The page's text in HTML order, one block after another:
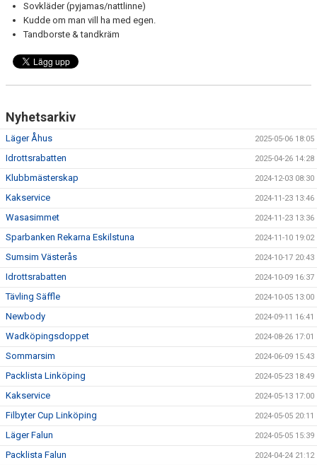
Sovkläder (pyjamas/nattlinne)
Kudde om man vill ha med egen.
Tandborste & tandkräm
Nyhetsarkiv
Läger Åhus 2025-05-06 18:05
Idrottsrabatten 2025-04-26 14:28
Klubbmästerskap 2024-12-03 08:30
Kakservice 2024-11-23 13:46
Wasasimmet 2024-11-23 13:36
Sparbanken Rekarna Eskilstuna 2024-11-10 19:02
Sumsim Västerås 2024-10-17 20:43
Idrottsrabatten 2024-10-09 16:37
Tävling Säffle 2024-10-05 13:00
Newbody 2024-09-11 16:41
Wadköpingsdoppet 2024-08-26 17:01
Sommarsim 2024-06-09 15:43
Packlista Linköping 2024-05-23 18:49
Kakservice 2024-05-13 17:00
Filbyter Cup Linköping 2024-05-05 20:11
Läger Falun 2024-05-05 15:39
Packlista Falun 2024-04-24 21:12